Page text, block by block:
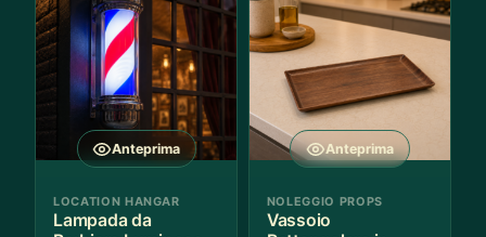
Anteprima
LOCATION HANGAR
Lampada da
Anteprima
NOLEGGIO PROPS
Vassoio